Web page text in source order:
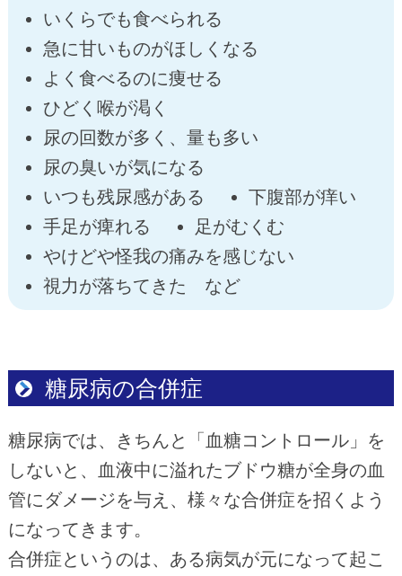
いくらでも食べられる
急に甘いものがほしくなる
よく食べるのに痩せる
ひどく喉が渇く
尿の回数が多く、量も多い
尿の臭いが気になる
いつも残尿感がある
下腹部が痒い
手足が痺れる
足がむくむ
やけどや怪我の痛みを感じない
視力が落ちてきた など
糖尿病の合併症
糖尿病では、きちんと「血糖コントロール」を
しないと、血液中に溢れたブドウ糖が全身の血
管にダメージを与え、様々な合併症を招くよう
になってきます。
合併症というのは、ある病気が元になって起こ